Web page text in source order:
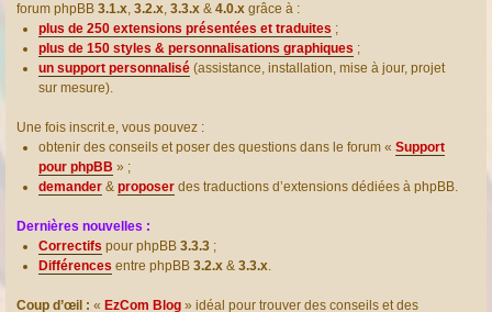
forum phpBB 3.1.x, 3.2.x, 3.3.x & 4.0.x grâce à :
plus de 250 extensions présentées et traduites ;
plus de 150 styles & personnalisations graphiques ;
un support personnalisé (assistance, installation, mise à jour, projet
sur mesure).
Une fois inscrit.e, vous pouvez :
obtenir des conseils et poser des questions dans le forum « Support
pour phpBB » ;
demander & proposer des traductions d’extensions dédiées à phpBB.
Dernières nouvelles :
Correctifs pour phpBB 3.3.3 ;
Différences entre phpBB 3.2.x & 3.3.x.
Coup d’œil : « EzCom Blog » idéal pour trouver des conseils et des